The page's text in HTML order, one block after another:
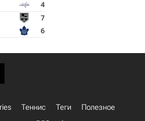
4
7
6
Теннис Теги
Полезное